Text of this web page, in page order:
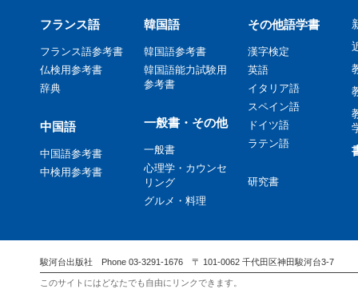
フランス語
フランス語参考書
仏検用参考書
辞典
中国語
中国語参考書
中検用参考書
韓国語
韓国語参考書
韓国語能力試験用
参考書
一般書・その他
一般書
心理学・カウンセ
リング
グルメ・料理
その他語学書
漢字検定
英語
イタリア語
スペイン語
ドイツ語
ラテン語
研究書
駿河台出版社 Phone 03-3291-1676 〒 101-0062 千代田区神田駿河台3-7
このサイトにはどなたでも自由にリンクできます。